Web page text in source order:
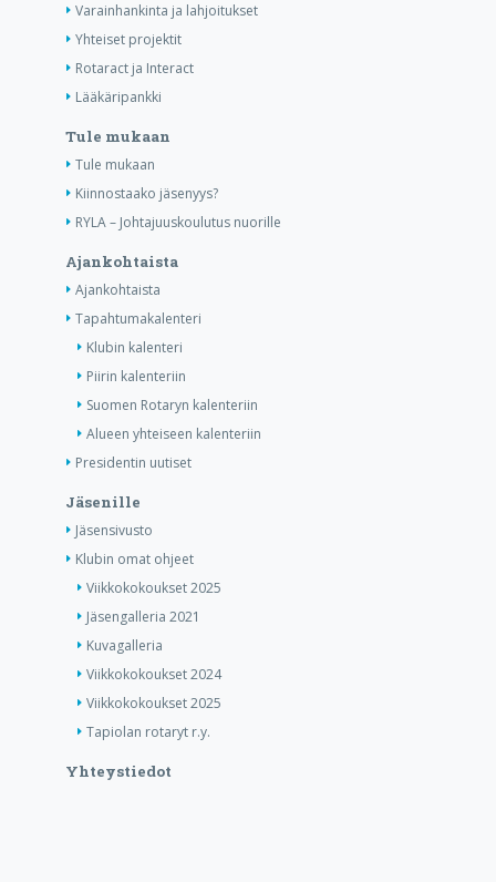
Varainhankinta ja lahjoitukset
Yhteiset projektit
Rotaract ja Interact
Lääkäripankki
Tule mukaan
Tule mukaan
Kiinnostaako jäsenyys?
RYLA – Johtajuuskoulutus nuorille
Ajankohtaista
Ajankohtaista
Tapahtumakalenteri
Klubin kalenteri
Piirin kalenteriin
Suomen Rotaryn kalenteriin
Alueen yhteiseen kalenteriin
Presidentin uutiset
Jäsenille
Jäsensivusto
Klubin omat ohjeet
Viikkokokoukset 2025
Jäsengalleria 2021
Kuvagalleria
Viikkokokoukset 2024
Viikkokokoukset 2025
Tapiolan rotaryt r.y.
Yhteystiedot